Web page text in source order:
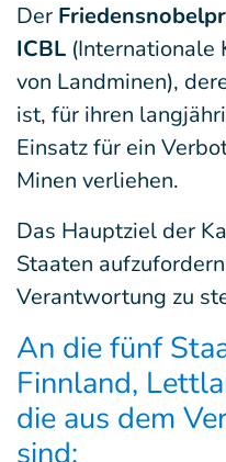
Der
ICBL (Internationale
von Landminen),
ist, für ihren
Einsatz für ein
Minen verliehen.
Das Hauptziel der
Staaten
Verantwortung zu
An die fünf
Finnland,
die aus dem